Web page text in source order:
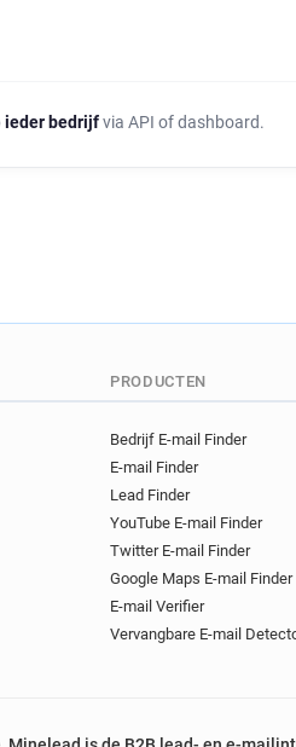
ieder bedrijfvia API of dashboard.
PRODUCTEN
Bedrijf E-mail Finder
E-mail Finder
Lead Finder
YouTube E-mail Finder
Twitter E-mail Finder
Google Maps E-mail Finder
E-mail Verifier
Vervangbare E-mail